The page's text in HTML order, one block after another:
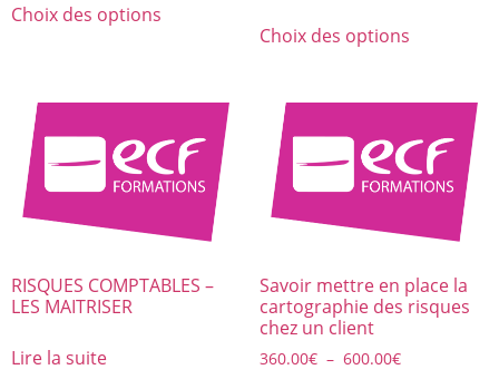
Choix des options
Choix des options
RISQUES COMPTABLES –
LES MAITRISER
Lire la suite
Savoir mettre en place la
cartographie des risques
chez un client
360.00€ – 600.00€